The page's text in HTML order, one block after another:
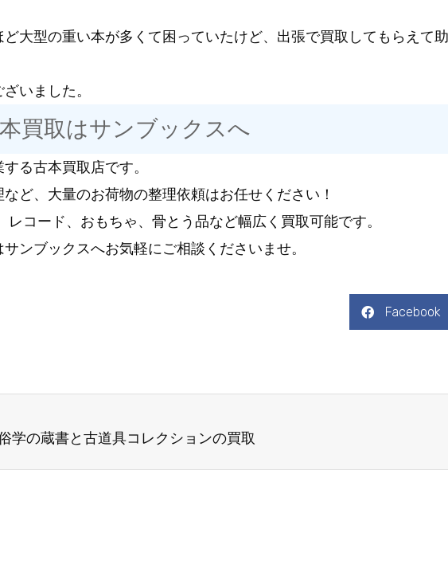
ど大型の重い本が多くて困っていたけど、出張で買取してもらえて
いました。
買取はサンブックスへ
る古本買取店です。
ど、大量のお荷物の整理依頼はお任せください！
レコード、おもちゃ、骨とう品など幅広く買取可能です。
ンブックスへお気軽にご相談くださいませ。
Facebook
学の蔵書と古道具コレクションの買取